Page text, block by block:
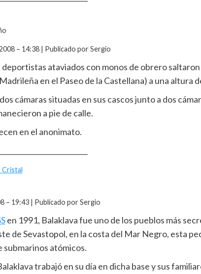
– 14:38 | Publicado por Sergio
deportistas ataviados con monos de obrero
en el Paseo de la Castellana) a una altura
cámaras situadas en sus cascos junto a dos
a pie de calle.
en el anonimato.
Cristal
– 19:43 | Publicado por Sergio
en 1991, Balaklava fue uno de los pueblos más
de Sevastopol, en la costa del Mar Negro, esta
submarinos atómicos.
trabajó en su día en dicha base y sus